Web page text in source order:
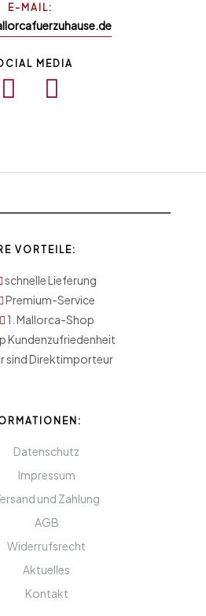
E-MAIL:
MEDIA
VORTEILE:
schnelle Lieferung
Premium-Service
1. Mallorca-Shop
Kundenzufriedenheit
sind Direktimporteur
Datenschutz
Impressum
und Zahlung
AGB
Widerrufsrecht
Aktuelles
Kontakt